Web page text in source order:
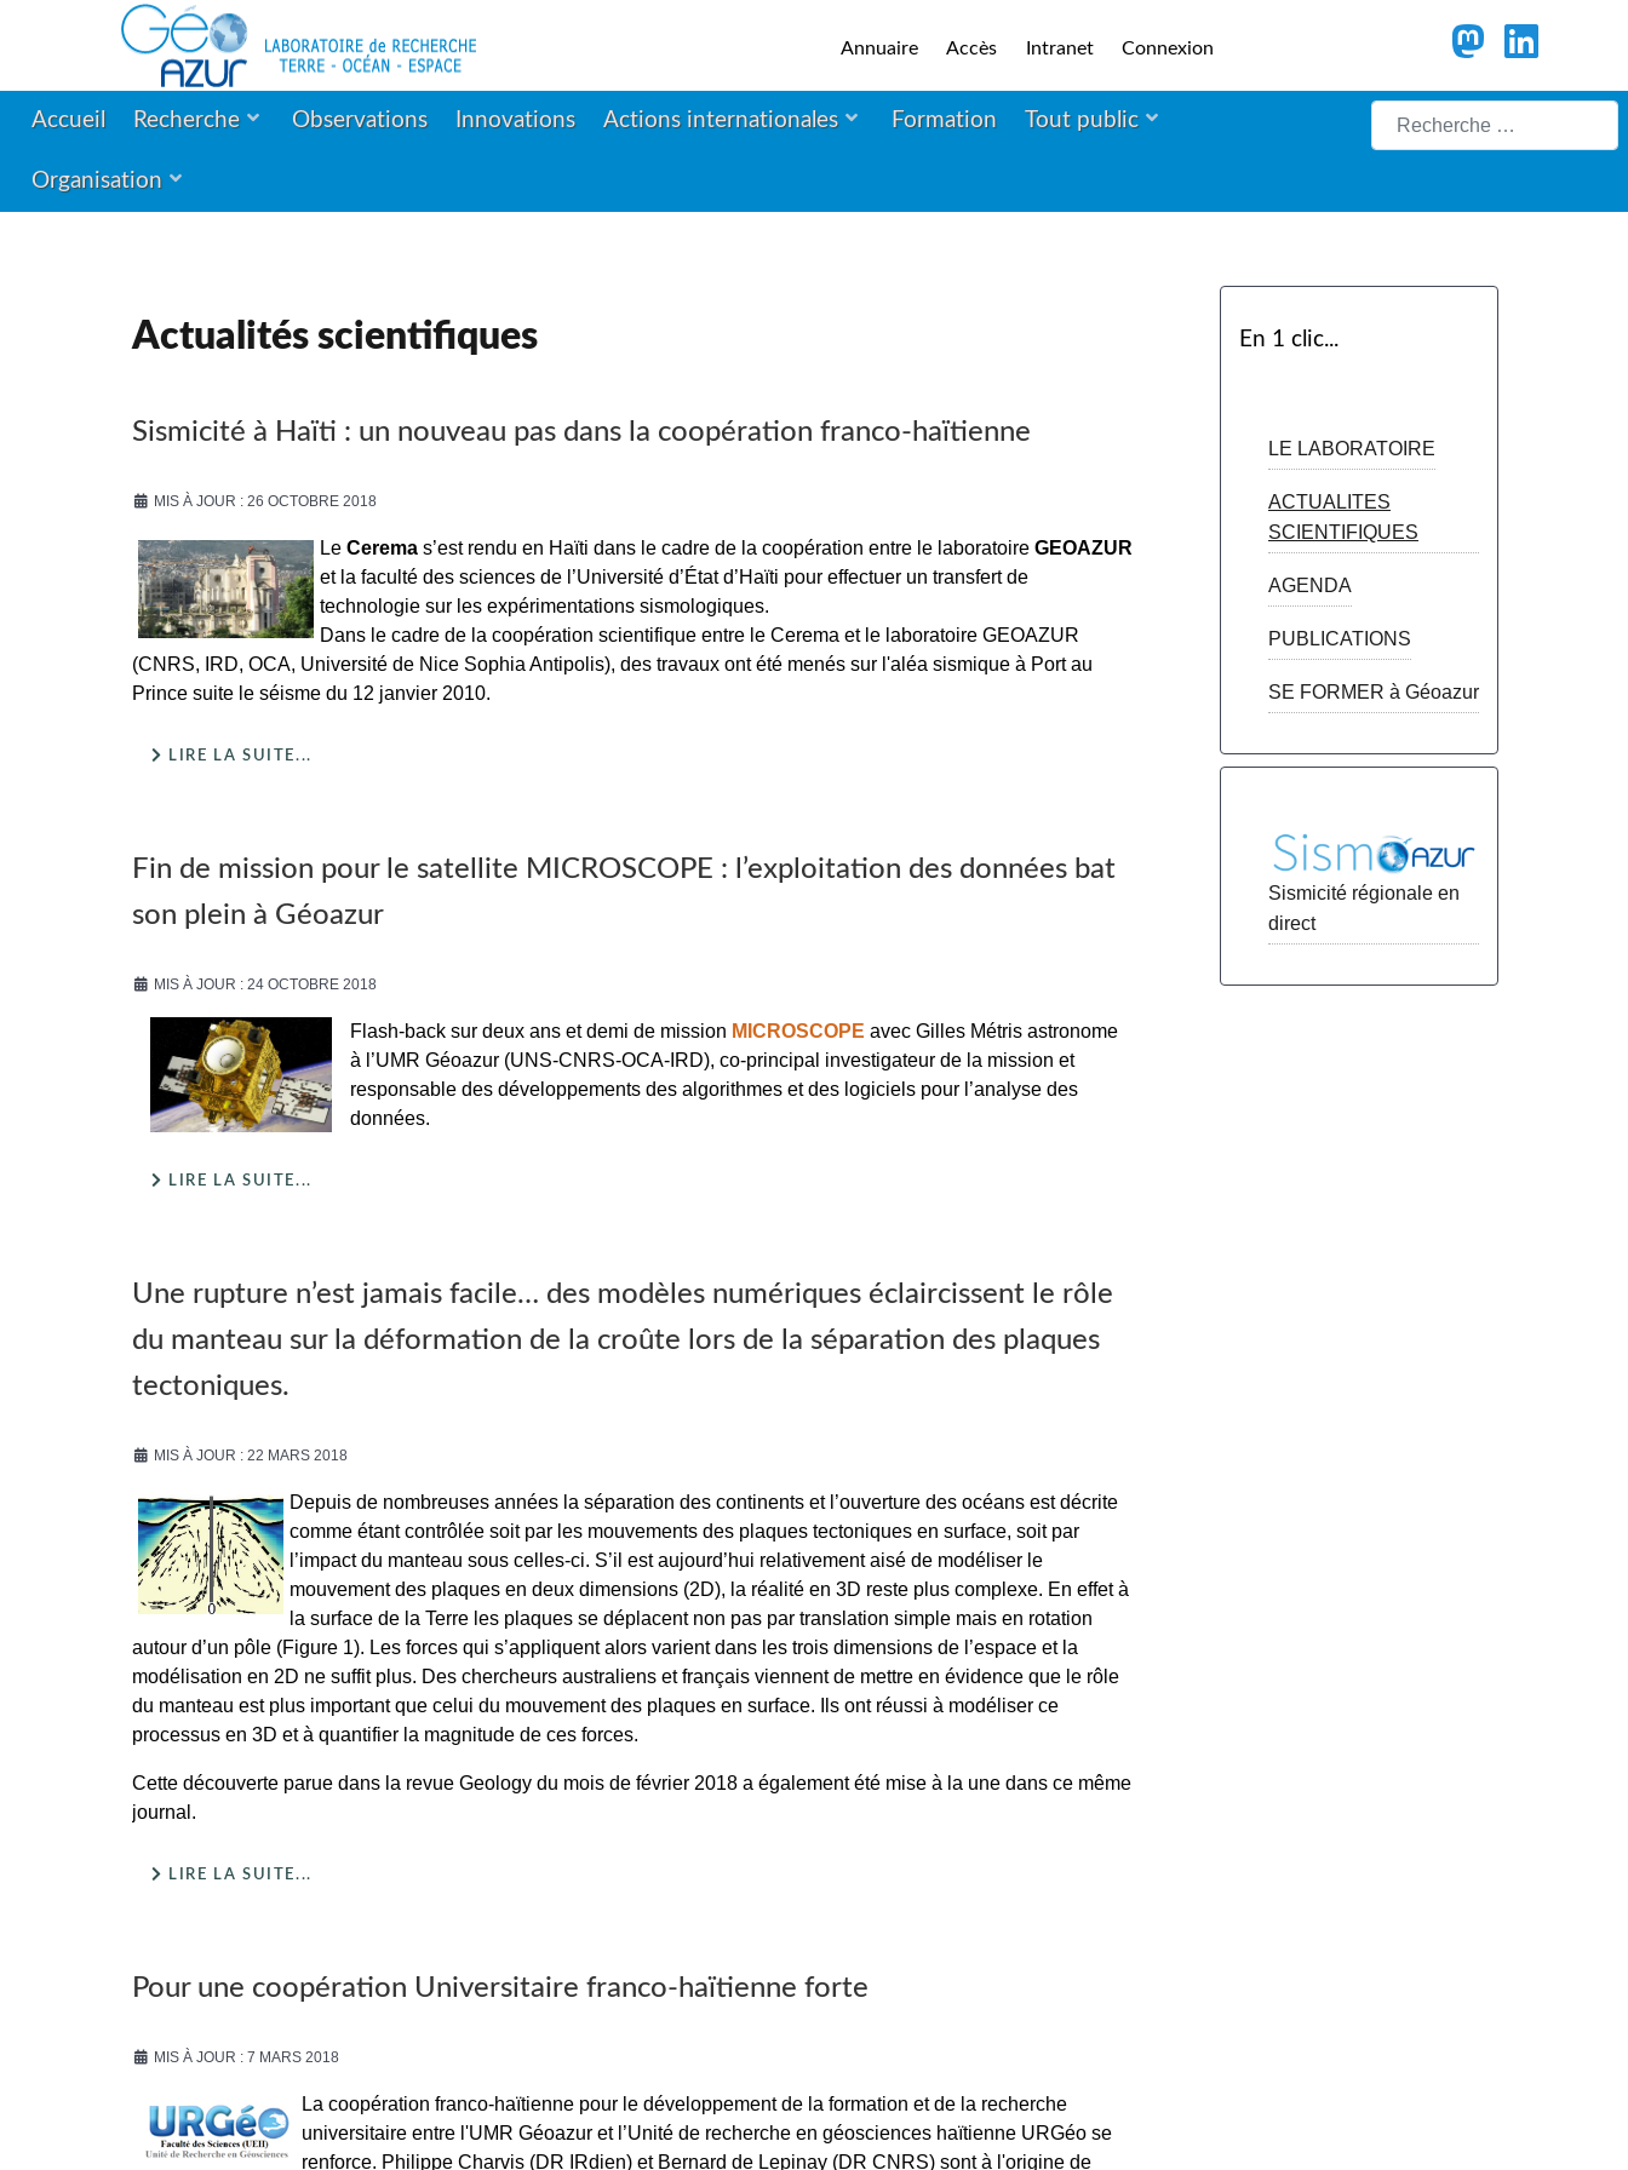
Annuaire Accès Intranet Connexion
Accueil Recherche Observations Innovations Actions internationales Formation Tout public
Organisation
Rechercher
Actualités scientifiques
Sismicité à Haïti : un nouveau pas dans la coopération franco-haïtienne
MIS À JOUR : 26 OCTOBRE 2018
Le Cerema s’est rendu en Haïti dans le cadre de la coopération entre le laboratoire GEOAZUR
et la faculté des sciences de l’Université d’État d’Haïti pour effectuer un transfert de
technologie sur les expérimentations sismologiques.
Dans le cadre de la coopération scientifique entre le Cerema et le laboratoire GEOAZUR
(CNRS, IRD, OCA, Université de Nice Sophia Antipolis), des travaux ont été menés sur l'aléa sismique à Port au
Prince suite le séisme du 12 janvier 2010.
LIRE LA SUITE...
Fin de mission pour le satellite MICROSCOPE : l’exploitation des données bat
son plein à Géoazur
MIS À JOUR : 24 OCTOBRE 2018
Flash-back sur deux ans et demi de mission MICROSCOPE avec Gilles Métris astronome
à l’UMR Géoazur (UNS-CNRS-OCA-IRD), co-principal investigateur de la mission et
responsable des développements des algorithmes et des logiciels pour l’analyse des
données.
LIRE LA SUITE...
Une rupture n’est jamais facile… des modèles numériques éclaircissent le rôle
du manteau sur la déformation de la croûte lors de la séparation des plaques
tectoniques.
MIS À JOUR : 22 MARS 2018
Depuis de nombreuses années la séparation des continents et l’ouverture des océans est décrite
comme étant contrôlée soit par les mouvements des plaques tectoniques en surface, soit par
l’impact du manteau sous celles-ci. S’il est aujourd’hui relativement aisé de modéliser le
mouvement des plaques en deux dimensions (2D), la réalité en 3D reste plus complexe. En effet à
la surface de la Terre les plaques se déplacent non pas par translation simple mais en rotation
autour d’un pôle (Figure 1). Les forces qui s’appliquent alors varient dans les trois dimensions de l’espace et la
modélisation en 2D ne suffit plus. Des chercheurs australiens et français viennent de mettre en évidence que le rôle
du manteau est plus important que celui du mouvement des plaques en surface. Ils ont réussi à modéliser ce
processus en 3D et à quantifier la magnitude de ces forces.
Cette découverte parue dans la revue Geology du mois de février 2018 a également été mise à la une dans ce même
journal.
LIRE LA SUITE...
Pour une coopération Universitaire franco-haïtienne forte
MIS À JOUR : 7 MARS 2018
La coopération franco-haïtienne pour le développement de la formation et de la recherche
universitaire entre l'UMR Géoazur et l’Unité de recherche en géosciences haïtienne URGéo se
renforce. Philippe Charvis (DR IRdien) et Bernard de Lepinay (DR CNRS) sont à l'origine de
En 1 clic...
LE LABORATOIRE
ACTUALITES
SCIENTIFIQUES
AGENDA
PUBLICATIONS
SE FORMER à Géoazur
Sismicité régionale en
direct